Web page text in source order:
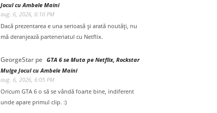
Jocul cu Ambele Maini
aug. 6, 2026, 6:10 PM
Dacă prezentarea e una serioasă și arată noutăți, nu
mă deranjează parteneriatul cu Netflix.
GeorgeStar pe GTA 6 se Muta pe Netflix, Rockstar
Mulge Jocul cu Ambele Maini
aug. 6, 2026, 6:05 PM
Oricum GTA 6 o să se vândă foarte bine, indiferent
unde apare primul clip. :)